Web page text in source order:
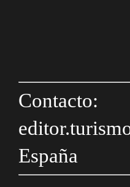
Contacto:
España